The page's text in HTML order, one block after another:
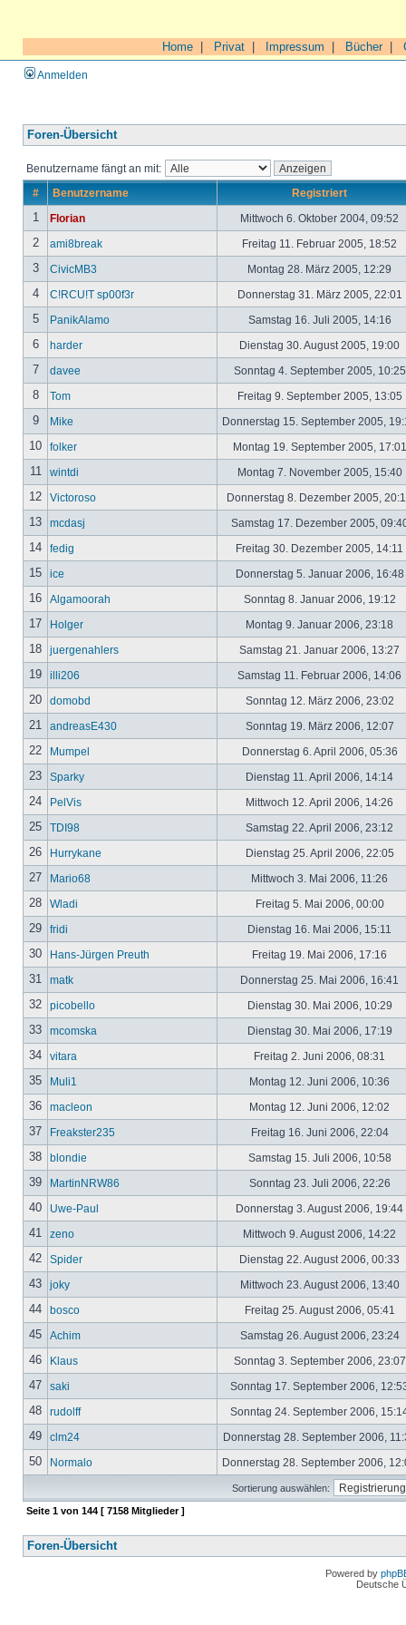
Home Privat Impressum Bücher|
Anmelden
Foren-Übersicht
Benutzername fängt an mit:
# Benutzername Registriert
1 Florian Mittwoch 6. Oktober 2004, 09:52
2 ami8break Freitag 11. Februar 2005, 18:52
3 CivicMB3 Montag 28. März 2005, 12:29
4 C!RCU!T sp00f3r Donnerstag 31. März 2005, 22:01
5 PanikAlamo Samstag 16. Juli 2005, 14:16
6 harder Dienstag 30. August 2005, 19:00
7 davee Sonntag 4. September 2005,
8 Tom Freitag 9. September 2005, 13:05
9 Mike Donnerstag 15. September 2005,
10 folker Montag 19. September 2005,
11 wintdi Montag 7. November 2005, 15:40
12 Victoroso Donnerstag 8. Dezember 2005,
13 mcdasj Samstag 17. Dezember 2005,
14 fedig Freitag 30. Dezember 2005, 14:11
15 ice Donnerstag 5. Januar 2006, 16:48
16 Algamoorah Sonntag 8. Januar 2006, 19:12
17 Holger Montag 9. Januar 2006, 23:18
18 juergenahlers Samstag 21. Januar 2006, 13:27
19 illi206 Samstag 11. Februar 2006, 14:06
20 domobd Sonntag 12. März 2006, 23:02
21 andreasE430 Sonntag 19. März 2006, 12:07
22 Mumpel Donnerstag 6. April 2006, 05:36
23 Sparky Dienstag 11. April 2006, 14:14
24 PelVis Mittwoch 12. April 2006, 14:26
25 TDI98 Samstag 22. April 2006, 23:12
26 Hurrykane Dienstag 25. April 2006, 22:05
27 Mario68 Mittwoch 3. Mai 2006, 11:26
28 Wladi Freitag 5. Mai 2006, 00:00
29 fridi Dienstag 16. Mai 2006, 15:11
30 Hans-Jürgen Preuth Freitag 19. Mai 2006, 17:16
31 matk Donnerstag 25. Mai 2006, 16:41
32 picobello Dienstag 30. Mai 2006, 10:29
33 mcomska Dienstag 30. Mai 2006, 17:19
34 vitara Freitag 2. Juni 2006, 08:31
35 Muli1 Montag 12. Juni 2006, 10:36
36 macleon Montag 12. Juni 2006, 12:02
37 Freakster235 Freitag 16. Juni 2006, 22:04
38 blondie Samstag 15. Juli 2006, 10:58
39 MartinNRW86 Sonntag 23. Juli 2006, 22:26
40 Uwe-Paul Donnerstag 3. August 2006, 19:44
41 zeno Mittwoch 9. August 2006, 14:22
42 Spider Dienstag 22. August 2006, 00:33
43 joky Mittwoch 23. August 2006, 13:40
44 bosco Freitag 25. August 2006, 05:41
45 Achim Samstag 26. August 2006, 23:24
46 Klaus Sonntag 3. September 2006,
47 saki Sonntag 17. September 2006,
48 rudolff Sonntag 24. September 2006,
49 clm24 Donnerstag 28. September 2006,
50 Normalo Donnerstag 28. September 2006,
Sortierung auswählen:
Seite 1 von 144 [ 7158 Mitglieder ]
Foren-Übersicht
Powered by
Deutsche